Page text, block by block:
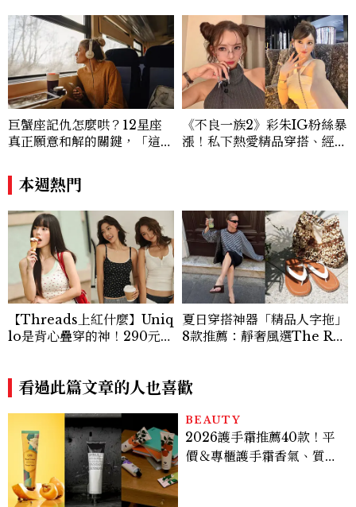
巨蟹座記仇怎麼哄？12星座
真正願意和解的關鍵，「這星
怎麼做
《不良一族2》彩朱IG粉絲暴
漲！私下熱愛精品穿搭、經營
本週熱門
【Threads上紅什麼】Uniq
lo是背心疊穿的神！290元蕾
夏日穿搭神器「精品人字拖」
8款推薦：靜奢風選The Ro
看過此篇文章的人也喜歡
BEAUTY
2026護手霜推薦40款！平
價＆專櫃護手霜香氣、質